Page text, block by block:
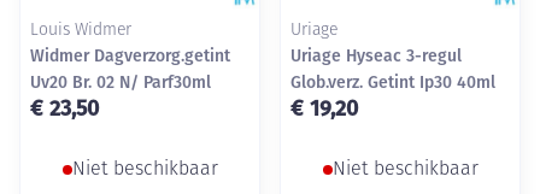
Louis Widmer
Widmer Dagverzorg.getint
Uv20 Br. 02 N/ Parf30ml
€ 23,50
Niet beschikbaar
Uriage
Uriage Hyseac 3-regul
Glob.verz. Getint Ip30 40ml
€ 19,20
Niet beschikbaar